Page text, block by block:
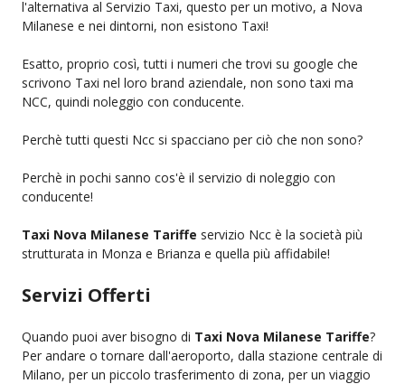
l'alternativa al Servizio Taxi, questo per un motivo, a Nova
Milanese e nei dintorni, non esistono Taxi!
Esatto, proprio così, tutti i numeri che trovi su google che
scrivono Taxi nel loro brand aziendale, non sono taxi ma
NCC, quindi noleggio con conducente.
Perchè tutti questi Ncc si spacciano per ciò che non sono?
Perchè in pochi sanno cos'è il servizio di noleggio con
conducente!
Taxi Nova Milanese Tariffe servizio Ncc è la società più
strutturata in Monza e Brianza e quella più affidabile!
Servizi Offerti
Quando puoi aver bisogno di Taxi Nova Milanese Tariffe?
Per andare o tornare dall'aeroporto, dalla stazione centrale di
Milano, per un piccolo trasferimento di zona, per un viaggio